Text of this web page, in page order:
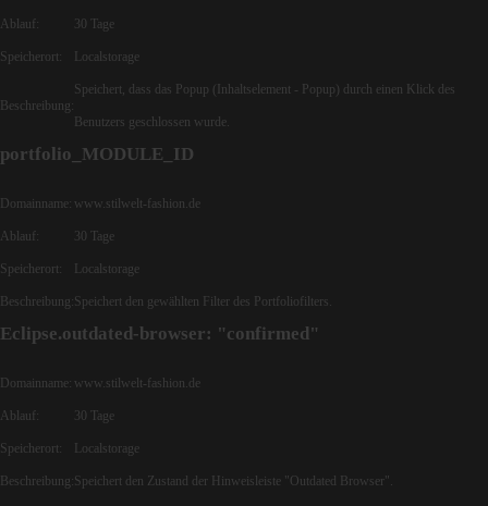
Ablauf: 30 Tage
Speicherort: Localstorage
Beschreibung:
Speichert, dass das Popup (Inhaltselement - Popup) durch einen Klick des
Benutzers geschlossen wurde.
portfolio_MODULE_ID
Domainname: www.stilwelt-fashion.de
Ablauf: 30 Tage
Speicherort: Localstorage
Beschreibung:Speichert den gewählten Filter des Portfoliofilters.
Eclipse.outdated-browser: "confirmed"
Domainname: www.stilwelt-fashion.de
Ablauf: 30 Tage
Speicherort: Localstorage
Beschreibung:Speichert den Zustand der Hinweisleiste "Outdated Browser".